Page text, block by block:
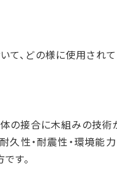
、どの様に使用されて
の接合に木組みの技術
久性・耐震性・環境能
す。